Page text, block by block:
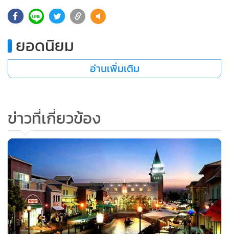
ยอดนิยม
อ่านเพิ่มเติม
ข่าวที่เกี่ยวข้อง